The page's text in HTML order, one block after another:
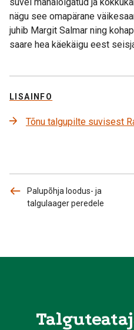
nägu see omapärane
juhib Margit Salmar ning
saare hea käekäigu eest
LISAINFO
Tõnu talgupilte suvisest
Palupõhja loodus- ja
talgulaager peredele